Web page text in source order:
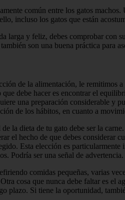
común entre los gatos
incluso los gatos que están
larga y feliz, debes comprobar con
son una buena práctica para
de la alimentación, le remitimos
debe hacer es encontrar el
una preparación considerable y
de los hábitos, en cuanto a
la dieta de tu gato debe ser la
el hecho de que debes considerar
Esta elección es
Podría ser una señal de advertencia.
comidas pequeñas, varias
cosa que nunca debe faltar es el
plazo. Si tiene la oportunidad,